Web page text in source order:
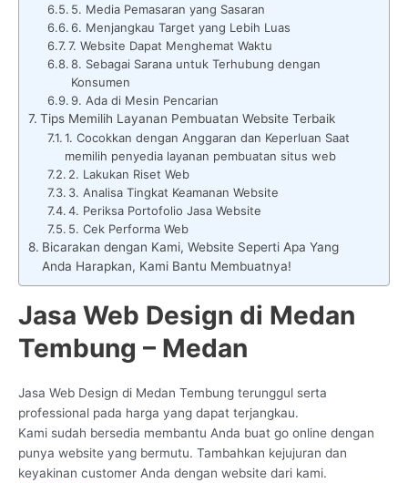
5. Media Pemasaran yang Sasaran
6. Menjangkau Target yang Lebih Luas
7. Website Dapat Menghemat Waktu
8. Sebagai Sarana untuk Terhubung dengan
Konsumen
9. Ada di Mesin Pencarian
Tips Memilih Layanan Pembuatan Website Terbaik
1. Cocokkan dengan Anggaran dan Keperluan Saat
memilih penyedia layanan pembuatan situs web
2. Lakukan Riset Web
3. Analisa Tingkat Keamanan Website
4. Periksa Portofolio Jasa Website
5. Cek Performa Web
Bicarakan dengan Kami, Website Seperti Apa Yang
Anda Harapkan, Kami Bantu Membuatnya!
Jasa Web Design di Medan
Tembung – Medan
Jasa Web Design di Medan Tembung terunggul serta
professional pada harga yang dapat terjangkau.
Kami sudah bersedia membantu Anda buat go online dengan
punya website yang bermutu. Tambahkan kejujuran dan
keyakinan customer Anda dengan website dari kami.